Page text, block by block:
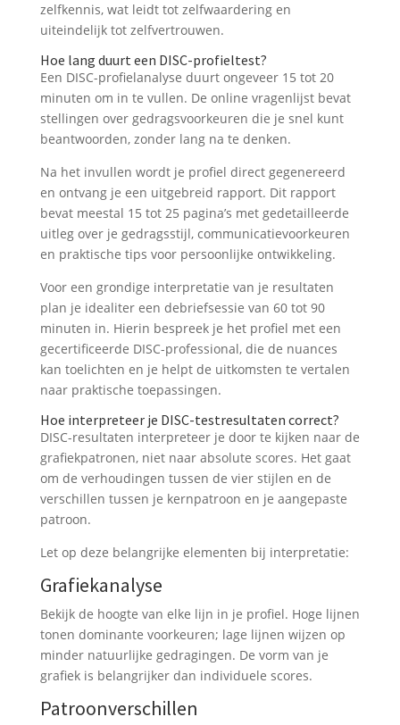
zelfkennis, wat leidt tot zelfwaardering en
uiteindelijk tot zelfvertrouwen.
Hoe lang duurt een DISC-profieltest?
Een DISC-profielanalyse duurt ongeveer 15 tot 20
minuten om in te vullen. De online vragenlijst bevat
stellingen over gedragsvoorkeuren die je snel kunt
beantwoorden, zonder lang na te denken.
Na het invullen wordt je profiel direct gegenereerd
en ontvang je een uitgebreid rapport. Dit rapport
bevat meestal 15 tot 25 pagina’s met gedetailleerde
uitleg over je gedragsstijl, communicatievoorkeuren
en praktische tips voor persoonlijke ontwikkeling.
Voor een grondige interpretatie van je resultaten
plan je idealiter een debriefsessie van 60 tot 90
minuten in. Hierin bespreek je het profiel met een
gecertificeerde DISC-professional, die de nuances
kan toelichten en je helpt de uitkomsten te vertalen
naar praktische toepassingen.
Hoe interpreteer je DISC-testresultaten correct?
DISC-resultaten interpreteer je door te kijken naar de
grafiekpatronen, niet naar absolute scores. Het gaat
om de verhoudingen tussen de vier stijlen en de
verschillen tussen je kernpatroon en je aangepaste
patroon.
Let op deze belangrijke elementen bij interpretatie:
Grafiekanalyse
Bekijk de hoogte van elke lijn in je profiel. Hoge lijnen
tonen dominante voorkeuren; lage lijnen wijzen op
minder natuurlijke gedragingen. De vorm van je
grafiek is belangrijker dan individuele scores.
Patroonverschillen